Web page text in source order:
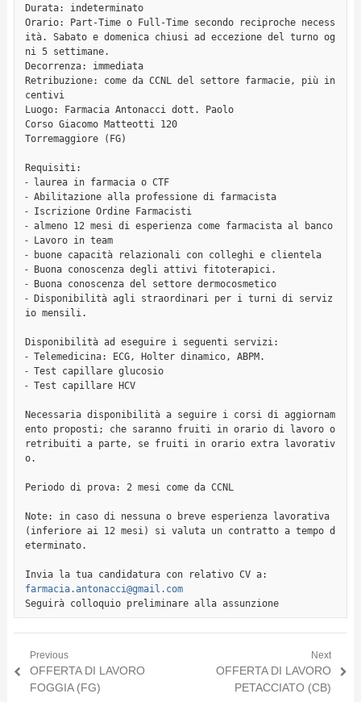
Durata: indeterminato
Orario: Part-Time o Full-Time secondo reciproche necess
ità. Sabato e domenica chiusi ad eccezione del turno og
ni 5 settimane.
Decorrenza: immediata
Retribuzione: come da CCNL del settore farmacie, più in
centivi
Luogo: Farmacia Antonacci dott. Paolo
Corso Giacomo Matteotti 120
Torremaggiore (FG)
Requisiti:
⁃ laurea in farmacia o CTF
⁃ Abilitazione alla professione di farmacista
⁃ Iscrizione Ordine Farmacisti
⁃ almeno 12 mesi di esperienza come farmacista al banco
⁃ Lavoro in team
⁃ buone capacità relazionali con colleghi e clientela
⁃ Buona conoscenza degli attivi fitoterapici.
⁃ Buona conoscenza del settore dermocosmetico
⁃ Disponibilità agli straordinari per i turni di serviz
io mensili.
Disponibilità ad eseguire i seguenti servizi:
⁃ Telemedicina: ECG, Holter dinamico, ABPM.
⁃ Test capillare glucosio
⁃ Test capillare HCV
Necessaria disponibilità a seguire i corsi di aggiornam
ento proposti; che saranno fruiti in orario di lavoro o
retribuiti a parte, se fruiti in orario extra lavorativ
o.
Periodo di prova: 2 mesi come da CCNL
Note: in caso di nessuna o breve esperienza lavorativa
(inferiore ai 12 mesi) si valuta un contratto a tempo d
eterminato.
farmacia.antonacci@gmail.com
Seguirà colloquio preliminare alla assunzione
Navigazione articoli
Previous
Previous post:
OFFERTA DI LAVORO
FOGGIA (FG)
Next
Next post:
OFFERTA DI LAVORO
PETACCIATO (CB)